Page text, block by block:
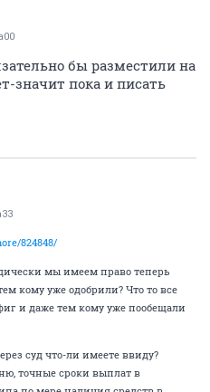
бы разместили на
значит пока и писать
824848/
мы имеем право теперь
кому уже одобрили? Что то все
и даже тем кому уже пообещали
суд что-ли имеете ввиду?
точные сроки выплат в